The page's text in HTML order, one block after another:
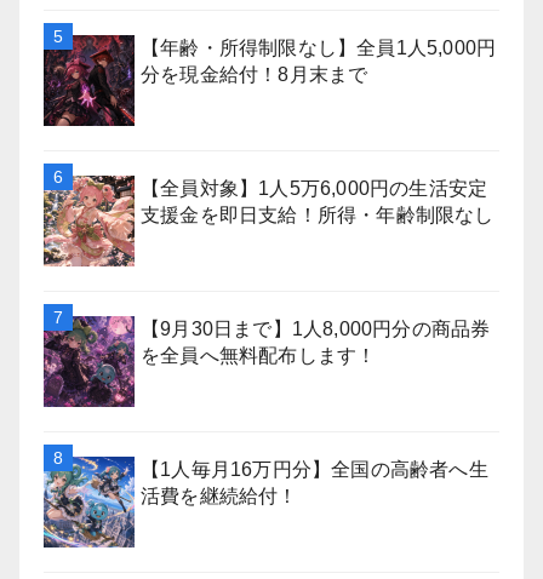
【年齢・所得制限なし】全員1人5,000円
分を現金給付！8月末まで
【全員対象】1人5万6,000円の生活安定
支援金を即日支給！所得・年齢制限なし
【9月30日まで】1人8,000円分の商品券
を全員へ無料配布します！
【1人毎月16万円分】全国の高齢者へ生
活費を継続給付！